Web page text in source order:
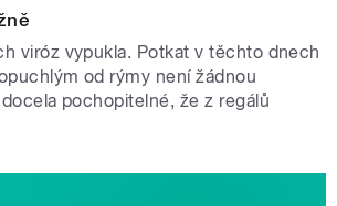
viróz vypukla. Potkat v těchto dnech
od rýmy není žádnou
pochopitelné, že z regálů